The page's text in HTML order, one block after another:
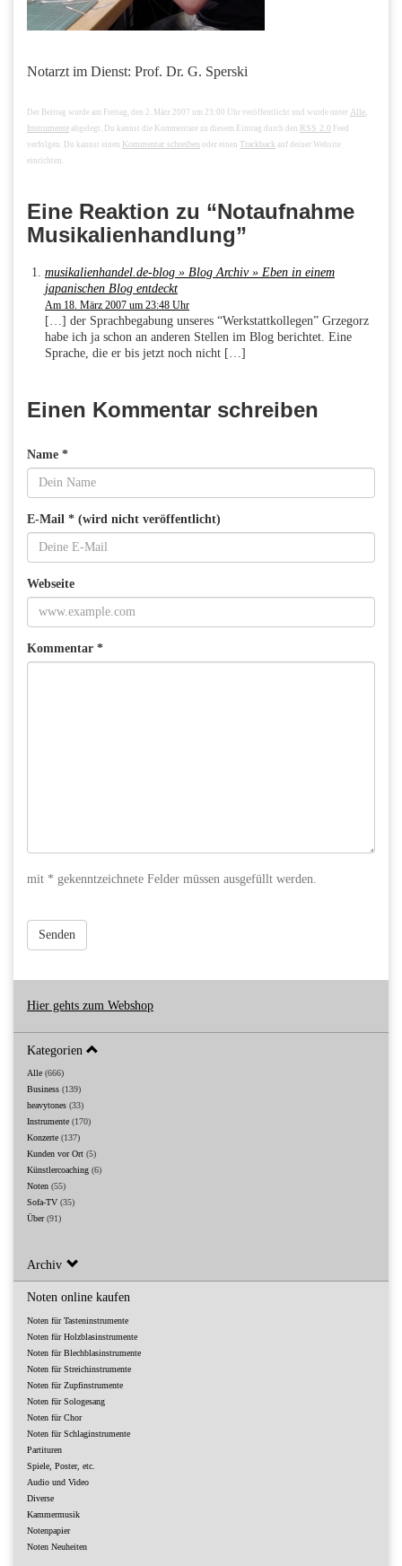
Notarzt im Dienst: Prof. Dr. G. Sperski
Der Beitrag wurde am Freitag, den 2. März 2007 um 23:00 Uhr veröffentlicht und wurde unter Alle
Instrumente abgelegt. Du kannst die Kommentare zu diesem Eintrag durch den RSS 2.0 Feed
verfolgen. Du kannst einen Kommentar schreiben oder einen Trackback auf deiner Website
einrichten.
Eine Reaktion zu “Notaufnahme
Musikalienhandlung”
musikalienhandel.de-blog » Blog Archiv » Eben in einem
japanischen Blog entdeckt
Am 18. März 2007 um 23:48 Uhr
[…] der Sprachbegabung unseres “Werkstattkollegen” Grzegorz
habe ich ja schon an anderen Stellen im Blog berichtet. Eine
Sprache, die er bis jetzt noch nicht […]
Einen Kommentar schreiben
Name *
E-Mail * (wird nicht veröffentlicht)
Webseite
Kommentar *
mit * gekenntzeichnete Felder müssen ausgefüllt werden.
Senden
Hier gehts zum Webshop
Kategorien
Alle (666)
Business (139)
heavytones (33)
Instrumente (170)
Konzerte (137)
Kunden vor Ort (5)
Künstlercoaching (6)
Noten (55)
Sofa-TV (35)
Über(91)
Archiv
Noten online kaufen
Noten für Tasteninstrumente
Noten für Holzblasinstrumente
Noten für Blechblasinstrumente
Noten für Streichinstrumente
Noten für Zupfinstrumente
Noten für Sologesang
Noten für Chor
Noten für Schlaginstrumente
Partituren
Spiele, Poster, etc.
Audio und Video
Diverse
Kammermusik
Notenpapier
Noten Neuheiten